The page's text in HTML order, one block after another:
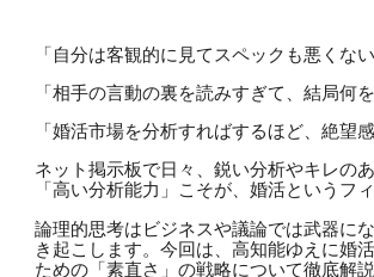
「自分は客観的に見てスペックも悪くな
「相手の言動の裏を読みすぎて、結局何
「婚活市場を分析すればするほど、絶望
ネット掲示板で日々、鋭い分析やキレの
「高い分析能力」こそが、婚活というフ
論理的思考はビジネスや議論では武器に
き起こします。今回は、高知能ゆえに婚
ための「素直さ」の戦略について徹底解説